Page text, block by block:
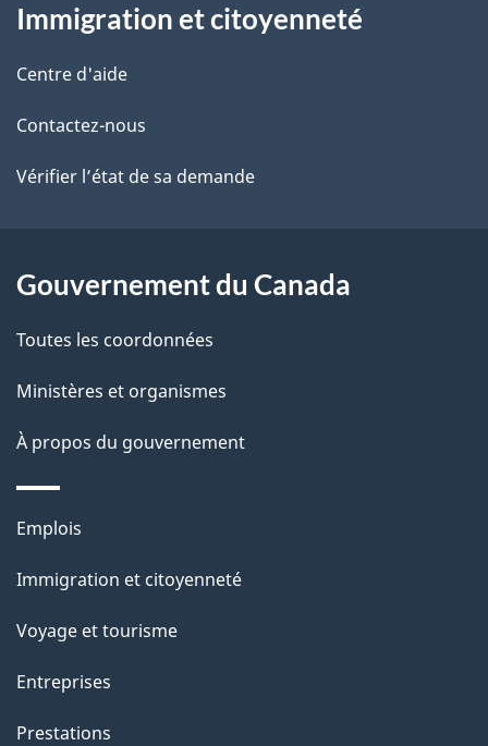
i
l
s
d
l
p
a
g
e
propos
de
ce
site
Immigration et citoyenneté
Centre d'aide
Contactez-nous
Vérifier l’état de sa demande
Gouvernement du Canada
Toutes les coordonnées
Ministères et organismes
À propos du gouvernement
Thèmes
sujets
Emplois
Immigration et citoyenneté
Voyage et tourisme
Entreprises
Prestations